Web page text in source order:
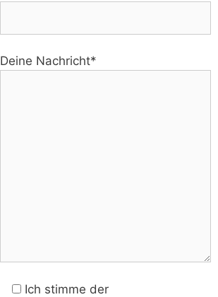
Deine Nachricht*
Ich stimme der